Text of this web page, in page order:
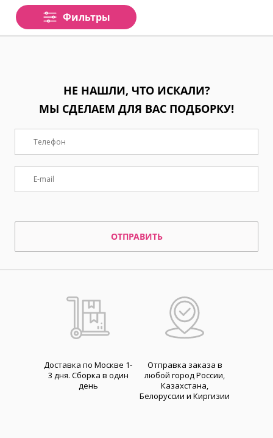
Фильтры
НЕ НАШЛИ, ЧТО ИСКАЛИ?
МЫ СДЕЛАЕМ ДЛЯ ВАС ПОДБОРКУ!
ОТПРАВИТЬ
Доставка по Москве 1-
3 дня. Cборка в один
день
Отправка заказа в
любой город России,
Казахстана,
Белоруссии и Киргизии